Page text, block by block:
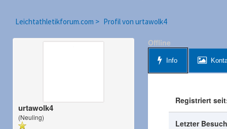
Leichtathletikforum.com > Profil von urtawolk4
urtawolk4
(Neuling)
Offline
Info
Registriert
Letzter